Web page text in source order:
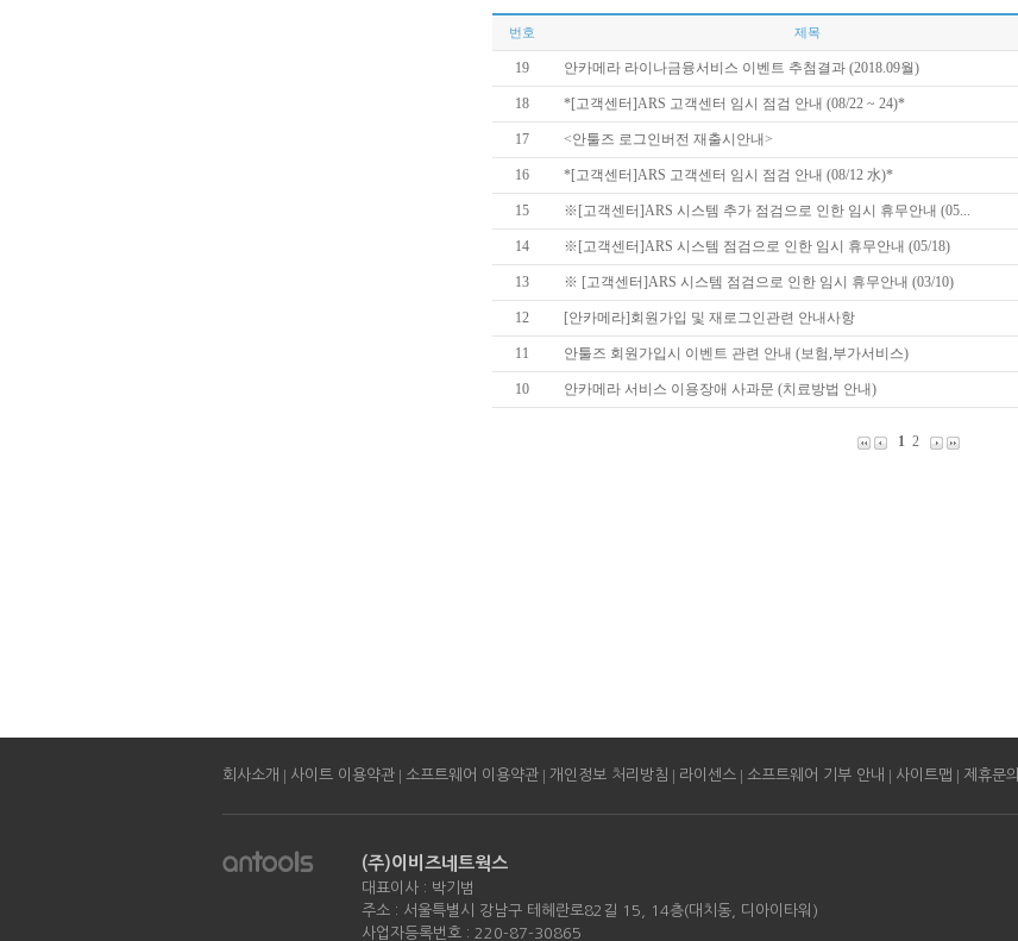
번호 제목
19 안카메라 라이나금융서비스 이벤트 추첨결과 (2018.09월)
18 *[고객센터]ARS 고객센터 임시 점검 안내 (08/22 ~ 24)*
17 <안툴즈 로그인버전 재출시안내>
16 *[고객센터]ARS 고객센터 임시 점검 안내 (08/12 水)*
15 ※[고객센터]ARS 시스템 추가 점검으로 인한 임시 휴무안내 (05...
14 ※[고객센터]ARS 시스템 점검으로 인한 임시 휴무안내 (05/18)
13 ※ [고객센터]ARS 시스템 점검으로 인한 임시 휴무안내 (03/10)
12 [안카메라]회원가입 및 재로그인관련 안내사항
11 안툴즈 회원가입시 이벤트 관련 안내 (보험,부가서비스)
10 안카메라 서비스 이용장애 사과문 (치료방법 안내)
1 2
회사소개 | 사이트 이용약관 | 소프트웨어 이용약관 | 개인정보 처리방침 | 라이센스 | 소프트웨어 기부 안내 | 사이트맵 | 제휴문의
(주)이비즈네트웍스
대표이사 : 박기범
주소 : 서울특별시 강남구 테헤란로82길 15, 14층(대치동, 디아이타워)
사업자등록번호 : 220-87-30865